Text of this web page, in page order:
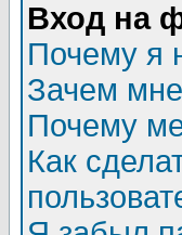
Вход на
Почему я
Зачем
Почему
Как